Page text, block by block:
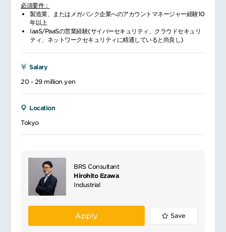
必須要件：
製造業、またはメガバンク企業へのアカウントマネージャー経験10
年以上
IaaS/PaaSの営業経験(サイバーセキュリティ、クラウドセキュリ
ティ、ネットワークセキュリティに精通していると尚良し)
Salary
20 - 29 million yen
Location
Tokyo
BRS Consultant
Hirohito Ezawa
Industrial
Apply Save